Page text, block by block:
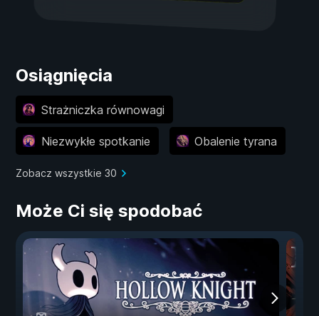
Osiągnięcia
Strażniczka równowagi
Niezwykłe spotkanie Obalenie tyrana
Zobacz wszystkie 30
Może Ci się spodobać